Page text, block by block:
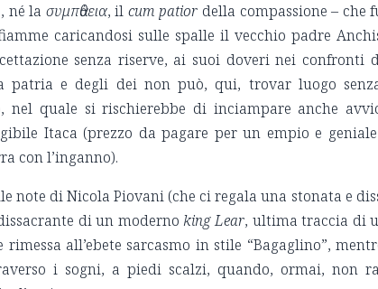
né la συμπἀθεια, il cum patior della compassione – che
caricandosi sulle spalle il vecchio padre
senza riserve, ai suoi doveri nei confronti
patria e degli dei non può, qui, trovar luogo
nel quale si rischierebbe di inciampare anche
Itaca (prezzo da pagare per un empio e
con l’inganno).
note di Nicola Piovani (che ci regala una stonata e
di un modernoking Lear, ultima traccia di
rimessa all’ebete sarcasmo in stile “Bagaglino”,
i sogni, a piedi scalzi, quando, ormai, non